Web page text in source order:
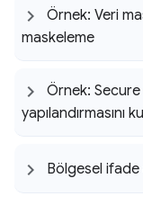
Örnek: Veri
maskeleme
Örnek:
yapılandırmasını
Bölgesel ifade